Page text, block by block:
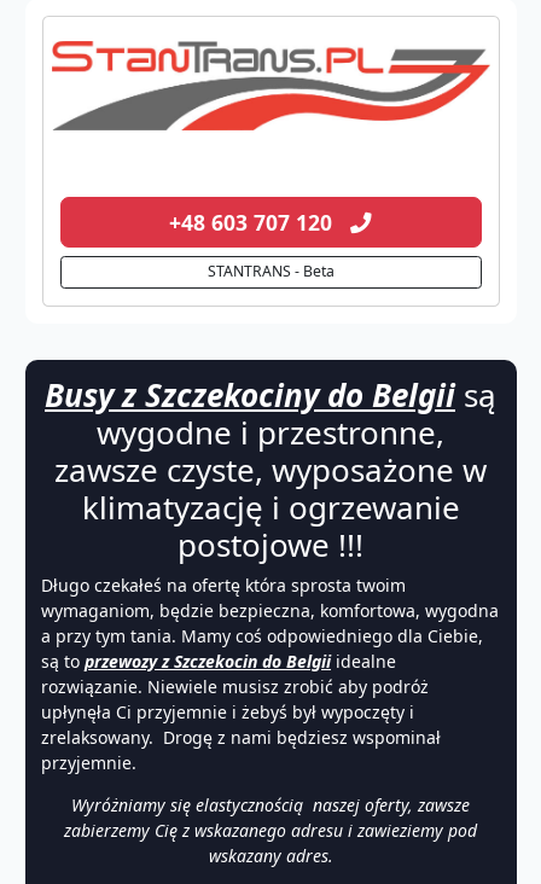
+48 603 707 120
STANTRANS - Beta
Busy z Szczekociny do Belgiisą
wygodne i przestronne,
zawsze czyste, wyposażone w
klimatyzację i ogrzewanie
postojowe !!!
Długo czekałeś na ofertę która sprosta twoim
wymaganiom, będzie bezpieczna, komfortowa, wygodna
a przy tym tania. Mamy coś odpowiedniego dla Ciebie,
są to przewozy z Szczekocin do Belgiiidealne
rozwiązanie. Niewiele musisz zrobić aby podróż
upłynęła Ci przyjemnie i żebyś był wypoczęty i
zrelaksowany. Drogę z nami będziesz wspominał
przyjemnie.
Wyróżniamy się elastycznością naszej oferty, zawsze
zabierzemy Cię z wskazanego adresu i zawieziemy pod
wskazany adres.